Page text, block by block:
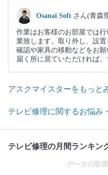
Osanai Soft さん(青森
作業はお客様のお部屋では
業致します。取り外し、設
確認や家具の移動などをお
届く所に居ていただければ
アスクマイスターをもっと
テレビ修理に関するお悩み
テレビ修理の月間ランキン
データの取